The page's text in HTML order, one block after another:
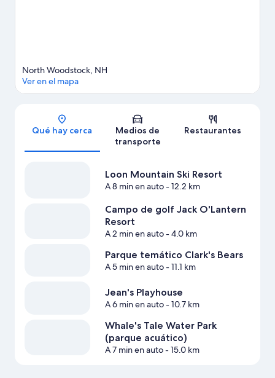
Sección del mapa
North Woodstock, NH
Ver en el mapa
Qué hay cerca
Medios de
transporte
Restaurantes
Loon Mountain Ski Resort
A 8 min en auto- 12.2 km
Campo de golf Jack O'Lantern
Resort
A 2 min en auto- 4.0 km
Parque temático Clark's Bears
A 5 min en auto- 11.1 km
Jean's Playhouse
A 6 min en auto- 10.7 km
Whale's Tale Water Park
(parque acuático)
A 7 min en auto- 15.0 km